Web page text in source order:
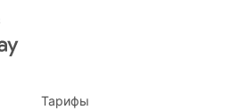
Тарифы